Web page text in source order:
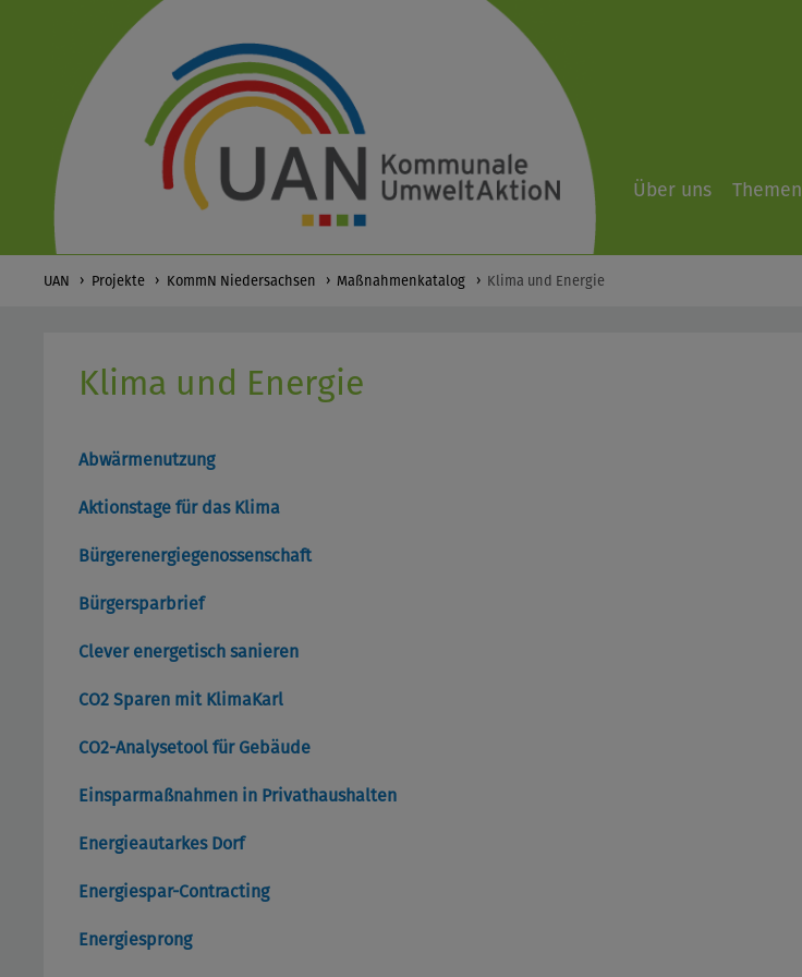
Über uns Themen
UAN Projekte KommN Niedersachsen Maßnahmenkatalog Klima und Energie
Klima und Energie
Abwärmenutzung
Aktionstage für das Klima
Bürgerenergiegenossenschaft
Bürgersparbrief
Clever energetisch sanieren
CO2 Sparen mit KlimaKarl
CO2-Analysetool für Gebäude
Einsparmaßnahmen in Privathaushalten
Energieautarkes Dorf
Energiespar-Contracting
Energiesprong